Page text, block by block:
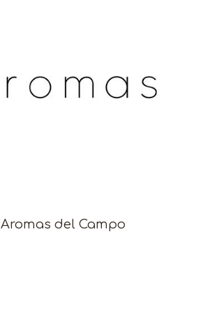
Aromas del Campo